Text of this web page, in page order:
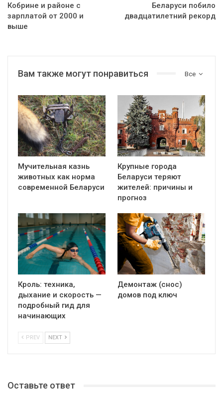
Кобрине и районе с
зарплатой от 2000 и
выше
Беларуси побило
двадцатилетний рекорд
Все
Вам также могут понравиться
Мучительная казнь
животных как норма
современной Беларуси
Крупные города
Беларуси теряют
жителей: причины и
прогноз
Кроль: техника,
дыхание и скорость —
подробный гид для
начинающих
Демонтаж (снос)
домов под ключ
PREV NEXT
Оставьте ответ